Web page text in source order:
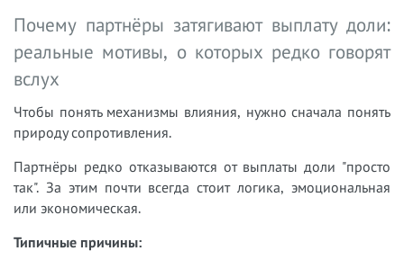
Почему партнёры затягивают выплату доли:
реальные мотивы, о которых редко говорят
вслух
Чтобы понять механизмы влияния, нужно сначала понять
природу сопротивления.
Партнёры редко отказываются от выплаты доли "просто
так". За этим почти всегда стоит логика, эмоциональная
или экономическая.
Типичные причины: